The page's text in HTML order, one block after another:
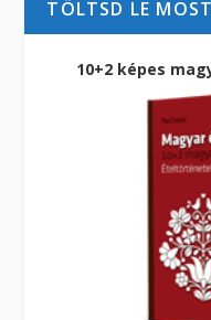
TÖLTSD LE
10+2 képes